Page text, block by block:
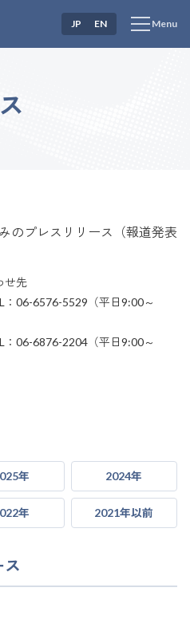
Menu
JP EN
のプレスリリース（報道発表
せ先
06-6576-5529（平日9:00～
06-6876-2204（平日9:00～
年 2024年
年 2021年以前